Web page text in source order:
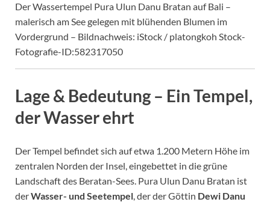
Der Wassertempel Pura Ulun Danu Bratan auf Bali –
malerisch am See gelegen mit blühenden Blumen im
Vordergrund – Bildnachweis: iStock / platongkoh Stock-
Fotografie-ID:582317050
Lage & Bedeutung – Ein Tempel,
der Wasser ehrt
Der Tempel befindet sich auf etwa 1.200 Metern Höhe im
zentralen Norden der Insel, eingebettet in die grüne
Landschaft des Beratan-Sees. Pura Ulun Danu Bratan ist
derWasser- und Seetempel , der der Göttin Dewi Danu